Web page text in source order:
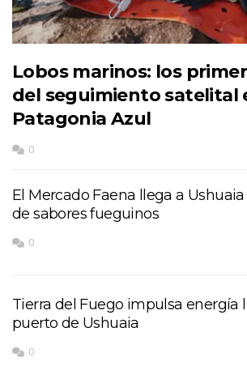
Lobos marinos: los
del seguimiento satelital
Patagonia Azul
0
El Mercado Faena llega a
de sabores fueguinos
0
Tierra del Fuego impulsa energía
puerto de Ushuaia
0